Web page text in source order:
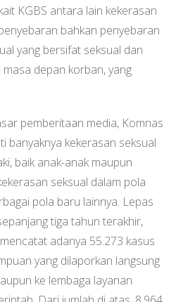
KGBS antara lain kekerasan
bahkan penyebaran
yang bersifat seksual dan
depan korban, yang
pemberitaan media, Komnas
banyaknya kekerasan seksual
baik anak-anak maupun
seksual dalam pola
pola baru lainnya. Lepas
tiga tahun terakhir,
adanya 55.273 kasus
yang dilaporkan langsung
ke lembaga layanan